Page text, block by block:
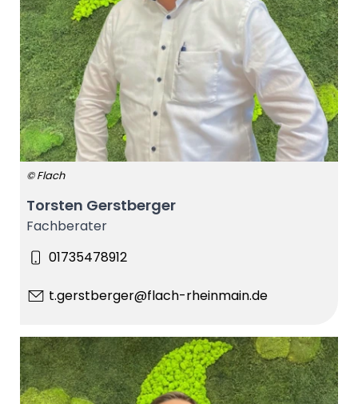
© Flach
Torsten Gerstberger
Fachberater
01735478912
t.gerstberger@flach-rheinmain.de